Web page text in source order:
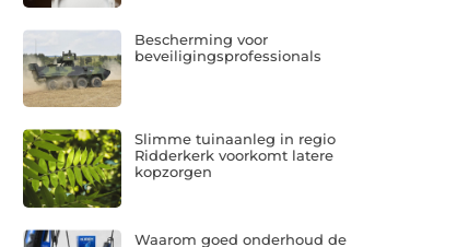
Bescherming voor
beveiligingsprofessionals
Slimme tuinaanleg in regio
Ridderkerk voorkomt latere
kopzorgen
Waarom goed onderhoud de